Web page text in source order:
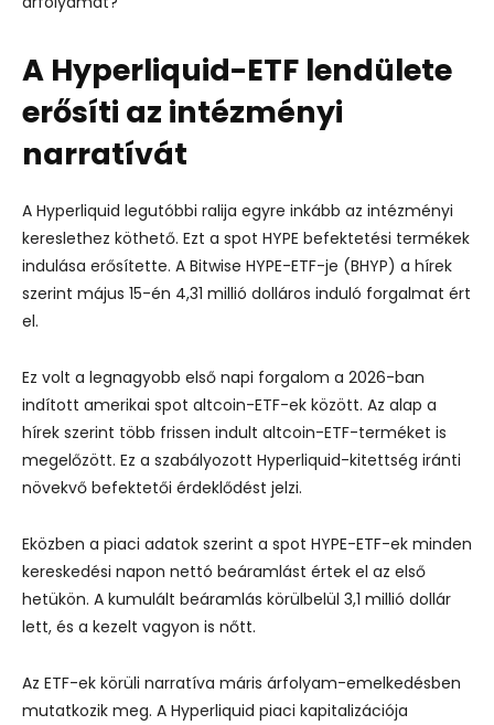
A Hyperliquid-ETF lendülete
erősíti az intézményi
narratívát
A Hyperliquid legutóbbi ralija egyre inkább az intézményi
kereslethez köthető. Ezt a spot HYPE befektetési termékek
indulása erősítette. A Bitwise HYPE-ETF-je (BHYP) a hírek
szerint május 15-én 4,31 millió dolláros induló forgalmat ért
el.
Ez volt a legnagyobb első napi forgalom a 2026-ban
indított amerikai spot altcoin-ETF-ek között. Az alap a
hírek szerint több frissen indult altcoin-ETF-terméket is
megelőzött. Ez a szabályozott Hyperliquid-kitettség iránti
növekvő befektetői érdeklődést jelzi.
Eközben a piaci adatok szerint a spot HYPE-ETF-ek minden
kereskedési napon nettó beáramlást értek el az első
hetükön. A kumulált beáramlás körülbelül 3,1 millió dollár
lett, és a kezelt vagyon is nőtt.
Az ETF-ek körüli narratíva máris árfolyam-emelkedésben
mutatkozik meg. A Hyperliquid piaci kapitalizációja